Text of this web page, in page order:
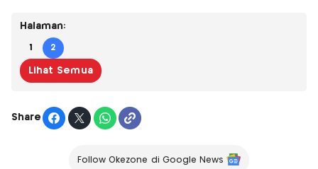
Halaman:
1 2
Lihat Semua
Share
Follow Okezone di Google News